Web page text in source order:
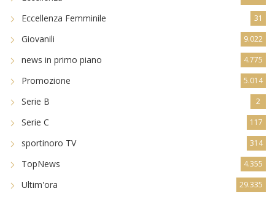
Eccellenza Femminile 31
Giovanili 9.022
news in primo piano 4.775
Promozione 5.014
Serie B 2
Serie C 117
sportinoro TV 314
TopNews 4.355
Ultim'ora 29.335